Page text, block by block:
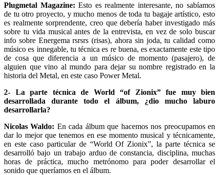
Plugmetal Magazine: Esto es realmente interesante, no sabíamos
de tu otro proyecto, y mucho menos de toda tu bagaje artístico, esto
es realmente sorprendente, creo que debería haber investigado más
sobre tu vida musical antes de la entrevista, en vez de solo buscar
info sobre Energema rsrsrs (risas), ahora sin joda, tu calidad como
músico es innegable, tu técnica es re buena, es exactamente este tipo
de cosa que diferencia a un músico de momento (pasajero), de
alguien que vino al mundo para dejar su nombre registrado en la
historia del Metal, en este caso Power Metal.
2- La parte técnica de World “of Zionix” fue muy bien
desarrollada durante todo el álbum, ¿dio mucho laburo
desarrollarla?
Nicolas Waldo: En cada álbum que hacemos nos preocupamos en
dar lo mejor que tenemos en ese momento musical y técnicamente,
en este caso particular de “World Of Zionix”, la parte técnica se
desarrolló bajo un trabajo arduo de constancia, disciplina, muchas
horas de práctica, mucho metrónomo para poder desarrollar el
sonido que queríamos en el álbum.